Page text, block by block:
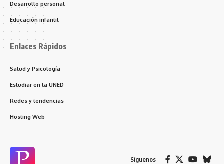
Desarrollo personal
Educación infantil
Enlaces Rápidos
Salud y Psicología
Estudiar en la UNED
Redes y tendencias
Hosting Web
Síguenos